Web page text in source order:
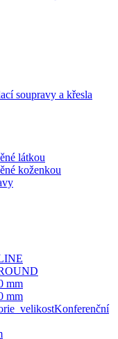
soupravy a křesla
látkou
koženkou
mm
mm
Konferenční